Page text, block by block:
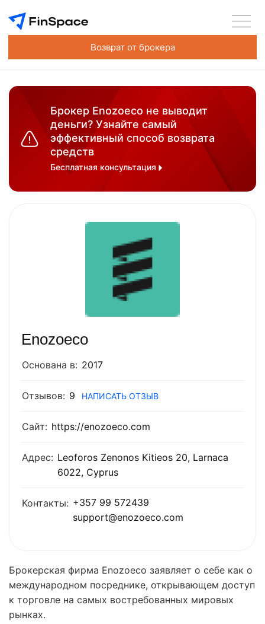
Возврат от брокера
Брокер Enozoeco не выводит
деньги? Узнайте самый
эффективный способ возврата
средств
Бесплатная консультация
Enozoeco
Основана в: 2017
Отзывов: 9 НАПИСАТЬ ОТЗЫВ
Сайт: https://enozoeco.com
Адрес: Leoforos Zenonos Kitieos 20, Larnaca
6022, Cyprus
Контакты: +357 99 572439
support@enozoeco.com
Брокерская фирма Enozoeco заявляет о себе как о
международном посреднике, открывающем доступ
к торговле на самых востребованных мировых
рынках.